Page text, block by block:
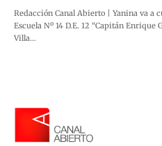
Redacción Canal Abierto | Yanina va a
Escuela Nº 14 D.E. 12 “Capitán
Villa…